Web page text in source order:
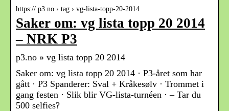
https:// p3.no › tag › vg-lista-topp-20-2014
Saker om: vg lista topp 20 2014
– NRK P3
p3.no » vg lista topp 20 2014
Saker om: vg lista topp 20 2014 · P3-året som har
gått · P3 Spanderer: Sval + Kråkesølv · Trommet i
gang festen · Slik blir VG-lista-turnéen · – Tar du
500 selfies?